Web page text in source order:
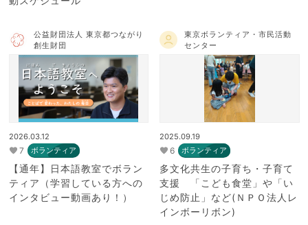
公益財団法人 東京都つながり
創生財団
2026.03.12
7 ボランティア
【通年】日本語教室でボラン
ティア（学習している方への
インタビュー動画あり！）
東京ボランティア・市民活動
センター
2025.09.19
6 ボランティア
多文化共生の子育ち・子育て
支援 「こども食堂」や「い
じめ防止」など(ＮＰＯ法人レ
インボーリボン)